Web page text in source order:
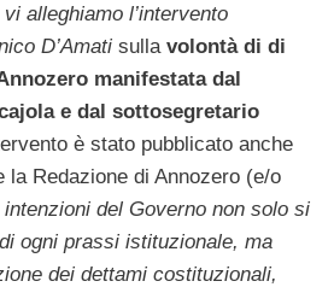
alleghiamo l’intervento
D’Amati sulla volontà di di
manifestata dal
e dal sottosegretario
è stato pubblicato anche
la Redazione di Annozero (e/o
intenzioni del Governo non solo si
ogni prassi istituzionale, ma
dei dettami costituzionali,